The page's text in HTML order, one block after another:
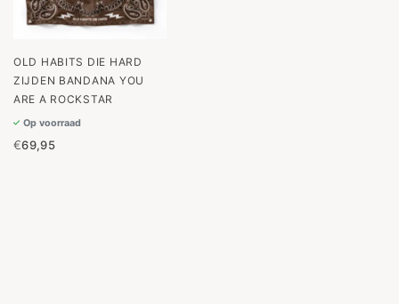
OLD HABITS DIE HARD
ZIJDEN BANDANA YOU
ARE A ROCKSTAR
Op voorraad
€69,95